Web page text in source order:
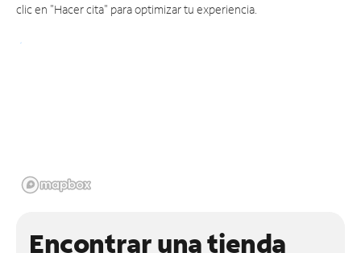
clic en "Hacer cita" para optimizar tu experiencia.
Encontrar una tienda